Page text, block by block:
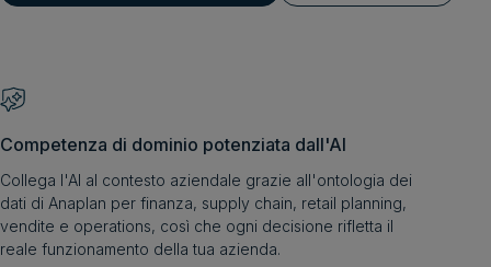
Competenza di dominio potenziata dall'AI
Collega l'AI al contesto aziendale grazie all'ontologia dei
dati di Anaplan per finanza, supply chain, retail planning,
vendite e operations, così che ogni decisione rifletta il
reale funzionamento della tua azienda.